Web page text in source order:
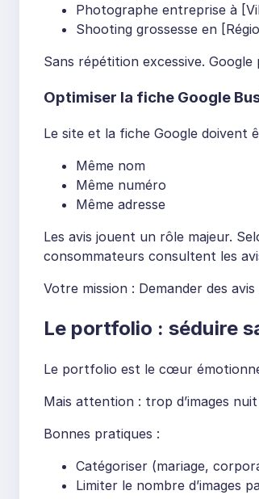
Photographe entreprise à
Shooting grossesse en
Sans répétition excessive.
Optimiser la fiche Google
Le site et la fiche Google doivent
Même nom
Même numéro
Même adresse
Les avis jouent un rôle majeur.
consommateurs consultent les
Votre mission : Demander des
Le portfolio : séduire
Le portfolio est le cœur
Mais attention : trop d’images
Bonnes pratiques :
Catégoriser (mariage,
Limiter le nombre d’images